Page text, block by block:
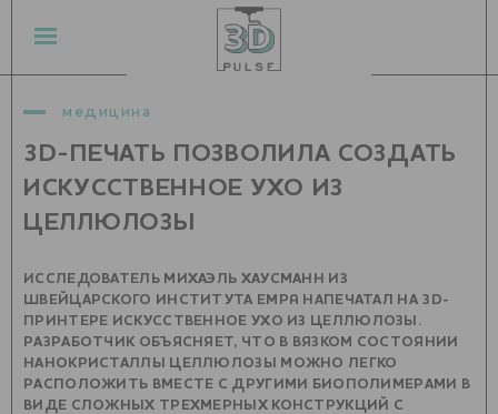
медицина
3D-ПЕЧАТЬ ПОЗВОЛИЛА СОЗДАТЬ
ИСКУССТВЕННОЕ УХО ИЗ
ЦЕЛЛЮЛОЗЫ
ИССЛЕДОВАТЕЛЬ МИХАЭЛЬ ХАУСМАНН ИЗ
ШВЕЙЦАРСКОГО ИНСТИТУТА EMPA НАПЕЧАТАЛ НА 3D-
ПРИНТЕРЕ ИСКУССТВЕННОЕ УХО ИЗ ЦЕЛЛЮЛОЗЫ.
РАЗРАБОТЧИК ОБЪЯСНЯЕТ, ЧТО В ВЯЗКОМ СОСТОЯНИИ
НАНОКРИСТАЛЛЫ ЦЕЛЛЮЛОЗЫ МОЖНО ЛЕГКО
РАСПОЛОЖИТЬ ВМЕСТЕ С ДРУГИМИ БИОПОЛИМЕРАМИ В
ВИДЕ СЛОЖНЫХ ТРЕХМЕРНЫХ КОНСТРУКЦИЙ С